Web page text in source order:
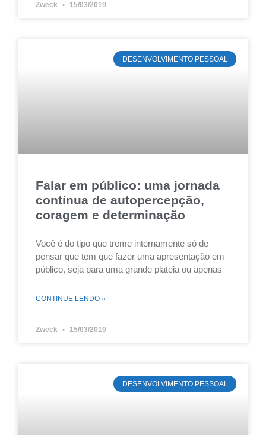
Zweck 15/03/2019
DESENVOLVIMENTO PESSOAL
Falar em público: uma jornada
contínua de autopercepção,
coragem e determinação
Você é do tipo que treme internamente só de
pensar que tem que fazer uma apresentação em
público, seja para uma grande plateia ou apenas
CONTINUE LENDO »
Zweck 15/03/2019
DESENVOLVIMENTO PESSOAL